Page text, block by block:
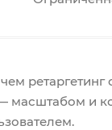
ретаргетинг
масштабом и